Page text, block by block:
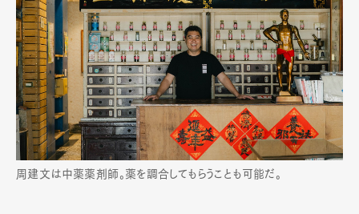
周建文は中薬薬剤師。薬を調合してもらうことも可能だ。